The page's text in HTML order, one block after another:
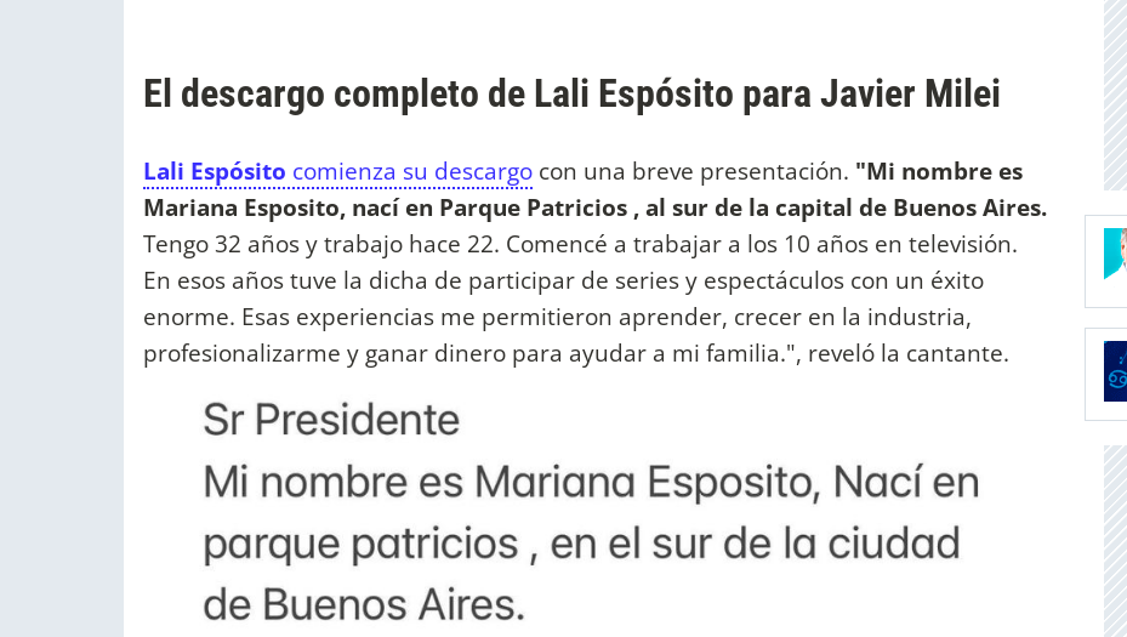
El descargo completo de Lali Espósito para Javier Milei
Lali Espósito comienza su descargo con una breve presentación. "Mi nombre es
Mariana Esposito, nací en Parque Patricios , al sur de la capital de Buenos Aires.
Tengo 32 años y trabajo hace 22. Comencé a trabajar a los 10 años en televisión.
En esos años tuve la dicha de participar de series y espectáculos con un éxito
enorme. Esas experiencias me permitieron aprender, crecer en la industria,
profesionalizarme y ganar dinero para ayudar a mi familia.", reveló la cantante.